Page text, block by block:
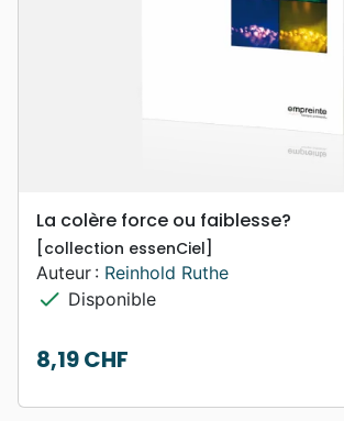
La colère force ou faiblesse?
[collection essenCiel]
Auteur : Reinhold Ruthe
check Disponible
Prix
8,19 CHF